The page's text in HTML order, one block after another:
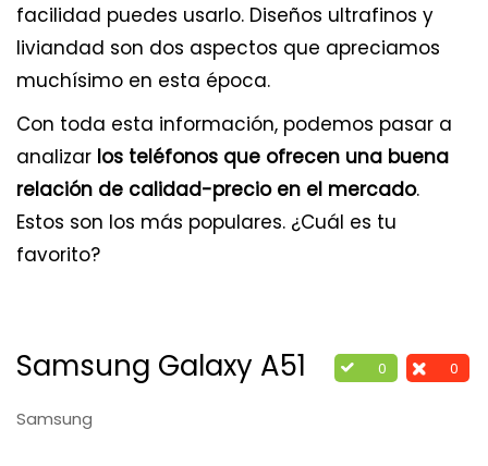
facilidad puedes usarlo. Diseños ultrafinos y
liviandad son dos aspectos que apreciamos
muchísimo en esta época.
Con toda esta información, podemos pasar a
analizar los teléfonos que ofrecen una buena
relación de calidad-precio en el mercado.
Estos son los más populares. ¿Cuál es tu
favorito?
0 0
Samsung Galaxy A51
Samsung